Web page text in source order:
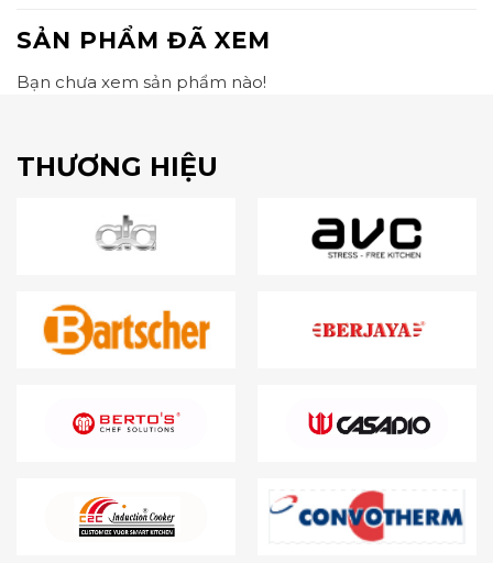
SẢN PHẨM ĐÃ XEM
Bạn chưa xem sản phẩm nào!
THƯƠNG HIỆU